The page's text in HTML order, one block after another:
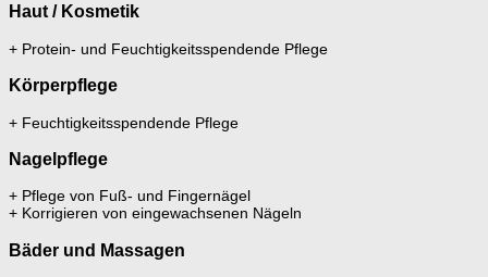
Haut / Kosmetik
+ Protein- und Feuchtigkeitsspendende Pflege
Körperpflege
+ Feuchtigkeitsspendende Pflege
Nagelpflege
+ Pflege von Fuß- und Fingernägel
+ Korrigieren von eingewachsenen Nägeln
Bäder und Massagen